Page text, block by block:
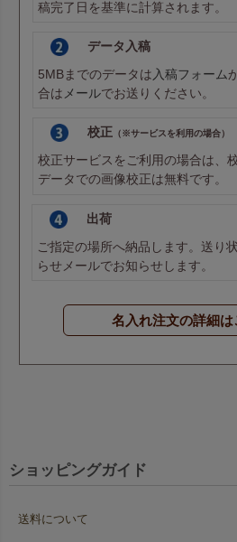
稿完了日を基準に計算されます。
データ入稿
5MBまでのデータは入稿フォーム
合はメールでお送りください。
校正（※サービスを利用の場合）
校正サービスをご利用の場合は、
データでの画像校正は無料です。
出荷
ご指定の場所へ納品します。送り
らせメールでお知らせします。
名入れ注文の詳細は
ショッピングガイド
送料について